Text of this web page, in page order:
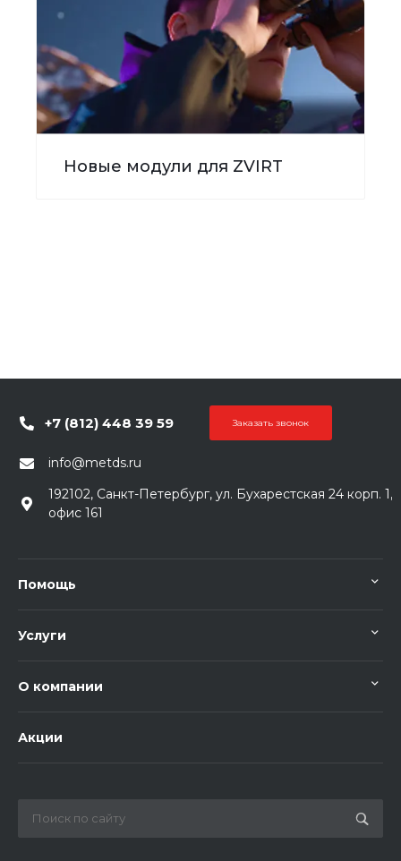
Новые модули для ZVIRT
+7 (812) 448 39 59 Заказать звонок
info@metds.ru
192102, Санкт-Петербург, ул. Бухарестская 24 корп. 1,
офис 161
Помощь
Услуги
О компании
Акции